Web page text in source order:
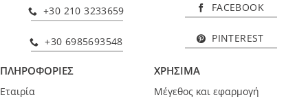
+30 210 3233659
+30 6985693548
FACEBOOK
PINTEREST
ΠΛΗΡΟΦΟΡΙΕΣ
Εταιρία
ΧΡΗΣΙΜΑ
Μέγεθος και εφαρμογή